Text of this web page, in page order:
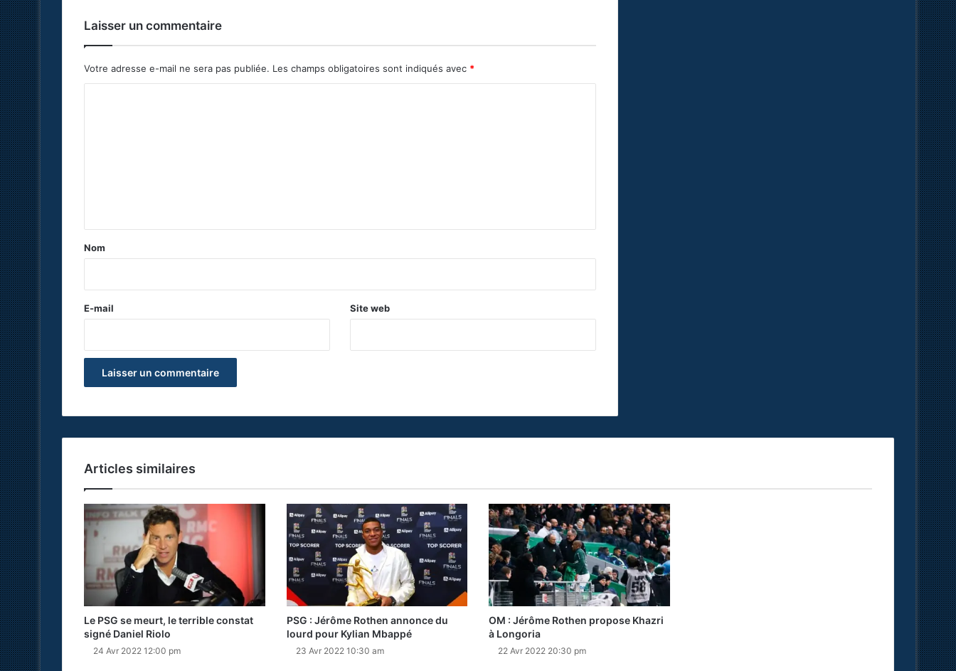
Laisser un commentaire
Votre adresse e-mail ne sera pas publiée. Les champs obligatoires sont indiqués avec *
a
e
Nom
E-mail Site web
Articles similaires
Le PSG se meurt, le terrible constat
signé Daniel Riolo
24 Avr 2022 12:00 pm
PSG : Jérôme Rothen annonce du
lourd pour Kylian Mbappé
23 Avr 2022 10:30 am
OM : Jérôme Rothen propose Khazri
à Longoria
22 Avr 2022 20:30 pm